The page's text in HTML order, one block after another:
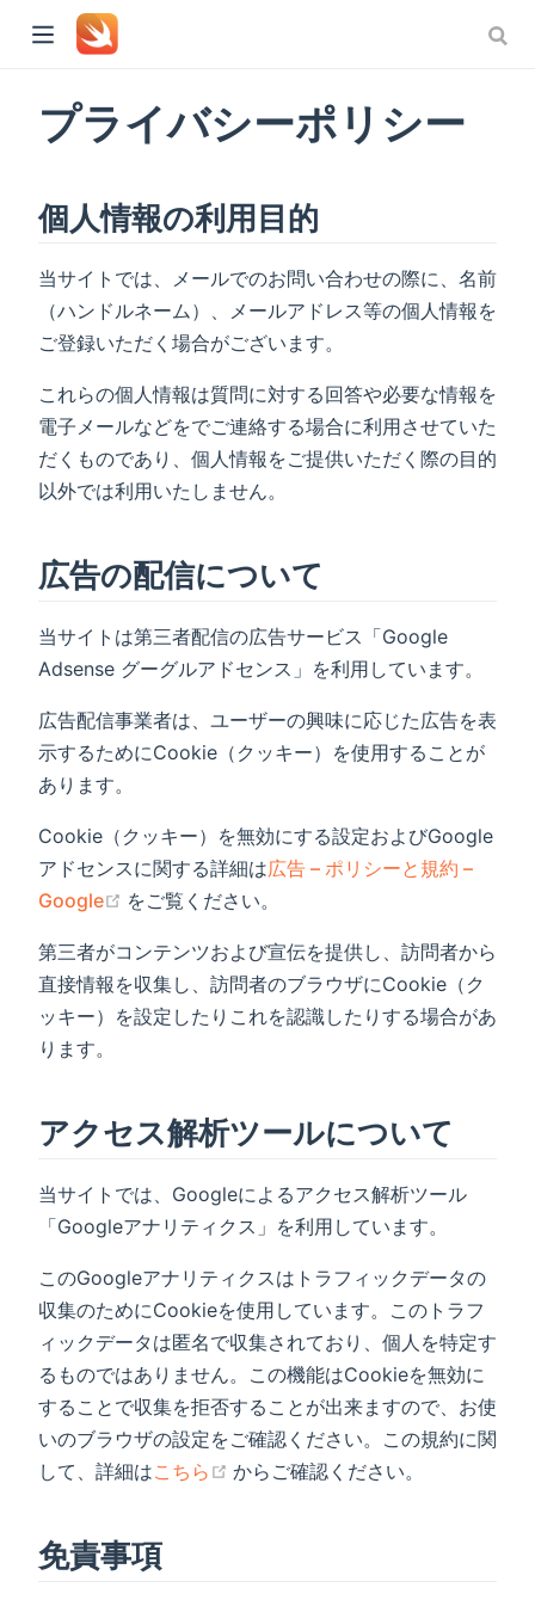
プライバシーポリシー
個人情報の利用目的
当サイトでは、メールでのお問い合わせの際に、名前
（ハンドルネーム）、メールアドレス等の個人情報を
ご登録いただく場合がございます。
これらの個人情報は質問に対する回答や必要な情報を
電子メールなどをでご連絡する場合に利用させていた
だくものであり、個人情報をご提供いただく際の目的
以外では利用いたしません。
広告の配信について
当サイトは第三者配信の広告サービス「Google
Adsense グーグルアドセンス」を利用しています。
広告配信事業者は、ユーザーの興味に応じた広告を表
示するためにCookie（クッキー）を使用することが
あります。
Cookie（クッキー）を無効にする設定およびGoogle
アドセンスに関する詳細は広告 – ポリシーと規約 –
Google
(opens new window)
をご覧ください。
第三者がコンテンツおよび宣伝を提供し、訪問者から
直接情報を収集し、訪問者のブラウザにCookie（ク
ッキー）を設定したりこれを認識したりする場合があ
ります。
アクセス解析ツールについて
当サイトでは、Googleによるアクセス解析ツール
「Googleアナリティクス」を利用しています。
このGoogleアナリティクスはトラフィックデータの
収集のためにCookieを使用しています。このトラフ
ィックデータは匿名で収集されており、個人を特定す
るものではありません。この機能はCookieを無効に
することで収集を拒否することが出来ますので、お使
いのブラウザの設定をご確認ください。この規約に関
して、詳細はこちら (opens new window)
からご確認ください。
免責事項